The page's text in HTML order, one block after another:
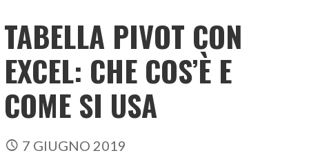
TABELLA PIVOT CON
EXCEL: CHE COS’È E
COME SI USA
7 GIUGNO 2019